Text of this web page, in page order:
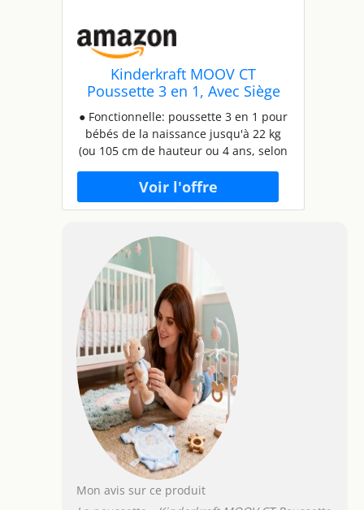
Kinderkraft MOOV CT
Poussette 3 en 1, Avec Siège
auto MINK PRO I-Size, Landau
bébé jusqu'à 26 kg, Poussette
combinées, Pliable, 4 roues
avec amortisseurs, Position
allongée, Réglage poignée,
Noir
● Fonctionnelle: poussette 3 en 1 pour
bébés de la naissance jusqu'à 22 kg
(ou 105 cm de hauteur ou 4 ans, selon
la première éventualité). Siège 2 en 1:
transformez le landau en poussette en
quelques secondes. Elle a un amorti
caoutchouc). Elle dispose d'une
poignée parentale réglable (5
positions) et d'un frein STOP & RIDE
confortable. ● Landau: grand et
profond avec un matelas souple,
convient aux enfants jusqu'à 9 kg
(environ 6 mois). Il a un grand capot
extensible et une fenêtre de contact
parent-enfant. ● Poussette: conçue
pour les enfants de 6 mois à 22 kg.
Elle peut être montée avec le siège
face ou dos au sens de la marche. Le
dossier se déplie en 3 positions
jusqu’à la position allongée. La
poussette est dotée de ceintures de
sécurité à 5 points et d'un arceau
Mon avis sur ce produit